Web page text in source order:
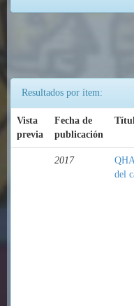
Resultados por ítem:
Vista
previa
Fecha de
publicación
2017
del